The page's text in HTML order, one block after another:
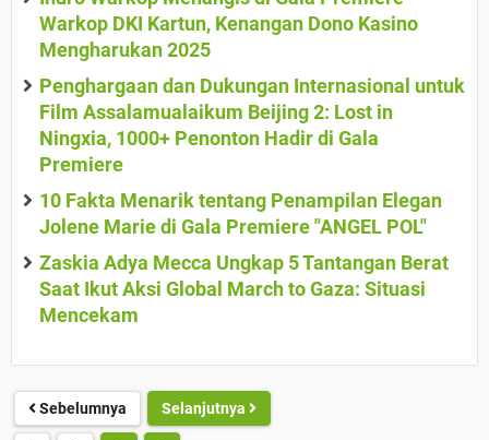
Warkop DKI Kartun, Kenangan Dono Kasino
Mengharukan 2025
Penghargaan dan Dukungan Internasional untuk
Film Assalamualaikum Beijing 2: Lost in
Ningxia, 1000+ Penonton Hadir di Gala
Premiere
10 Fakta Menarik tentang Penampilan Elegan
Jolene Marie di Gala Premiere "ANGEL POL"
Zaskia Adya Mecca Ungkap 5 Tantangan Berat
Saat Ikut Aksi Global March to Gaza: Situasi
Mencekam
Sebelumnya Selanjutnya